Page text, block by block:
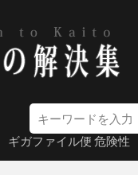
ギガファイル便 危険性